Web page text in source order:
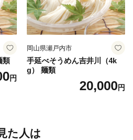
類
円
岡山県瀬戸内市
手延べそうめん吉井川（4k
g） 麺類
20,000円
た人は